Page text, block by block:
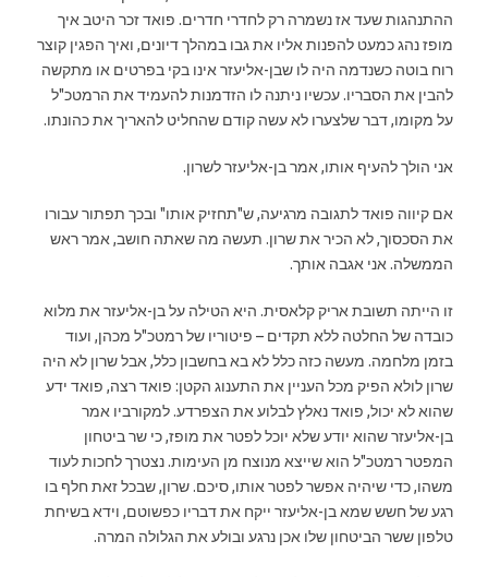
ההתנהגות שעד אז נשמרה רק לחדרי חדרים. פואד זכר היטב איך
מופז נהג כמעט להפנות אליו את גבו במהלך דיונים, ואיך הפגין קוצר
רוח בוטה כשנדמה היה לו שבן-אליעזר אינו בקי בפרטים או מתקשה
להבין את הסבריו. עכשיו ניתנה לו הזדמנות להעמיד את הרמטכ"ל
על מקומו, דבר שלצערו לא עשה קודם שהחליט להאריך את כהונתו.
אני הולך להעיף אותו, אמר בן-אליעזר לשרון.
אם קיווה פואד לתגובה מרגיעה, ש"תחזיק אותו" ובכך תפתור עבורו
את הסכסוך, לא הכיר את שרון. תעשה מה שאתה חושב, אמר ראש
הממשלה. אני אגבה אותך.
זו הייתה תשובת אריק קלאסית. היא הטילה על בן-אליעזר את מלוא
כובדה של החלטה ללא תקדים – פיטוריו של רמטכ"ל מכהן, ועוד
בזמן מלחמה. מעשה כזה כלל לא בא בחשבון כלל, אבל שרון לא היה
שרון לולא הפיק מכל העניין את התענוג הקטן: פואד רצה, פואד ידע
שהוא לא יכול, פואד נאלץ לבלוע את הצפרדע. למקורביו אמר
בן-אליעזר שהוא יודע שלא יוכל לפטר את מופז, כי שר ביטחון
המפטר רמטכ"ל הוא שייצא מנוצח מן העימות. נצטרך לחכות לעוד
משהו, כדי שיהיה אפשר לפטר אותו, סיכם. שרון, שבכל זאת חלף בו
רגע של חשש שמא בן-אליעזר ייקח את דבריו כפשוטם, וידא בשיחת
טלפון ששר הביטחון שלו אכן נרגע ובולע את הגלולה המרה.